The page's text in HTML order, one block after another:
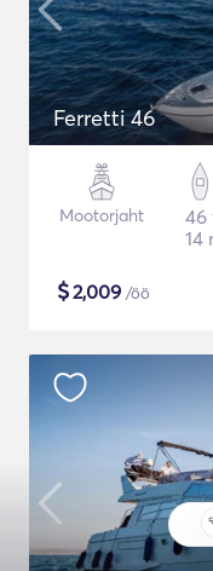
Ferretti 46
Mootorjaht
46
14
$2,009 /öö